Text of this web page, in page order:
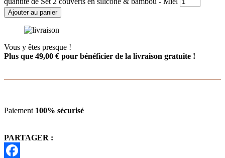
Ajouter au panier
Vous y êtes presque !
Plus que 49,00 € pour bénéficier de la livraison gratuite !
Paiement 100% sécurisé
PARTAGER :